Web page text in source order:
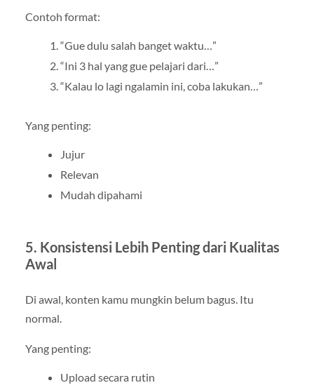
Contoh format:
“Gue dulu salah banget waktu…”
“Ini 3 hal yang gue pelajari dari…”
“Kalau lo lagi ngalamin ini, coba lakukan…”
Yang penting:
Jujur
Relevan
Mudah dipahami
5. Konsistensi Lebih Penting dari Kualitas
Awal
Di awal, konten kamu mungkin belum bagus. Itu
normal.
Yang penting:
Upload secara rutin